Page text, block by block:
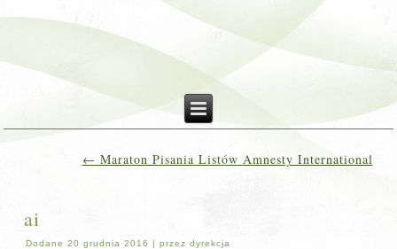
← Maraton Pisania Listów Amnesty International
ai
Dodane 20 grudnia 2016 |przez dyrekcja